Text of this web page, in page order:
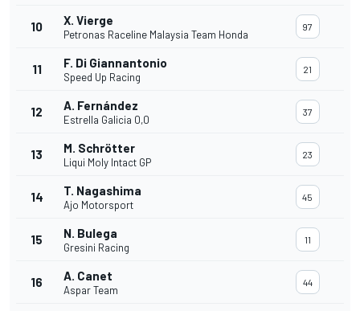
10 X. Vierge
Petronas Raceline Malaysia Team Honda
97
11 F. Di Giannantonio
Speed Up Racing
21
12 A. Fernández
Estrella Galicia 0,0
37
13 M. Schrötter
Liqui Moly Intact GP
23
14 T. Nagashima
Ajo Motorsport
45
15 N. Bulega
Gresini Racing
11
16 A. Canet
Aspar Team
44